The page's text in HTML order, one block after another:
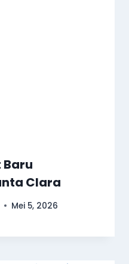
Baru
Clara
Mei 5, 2026